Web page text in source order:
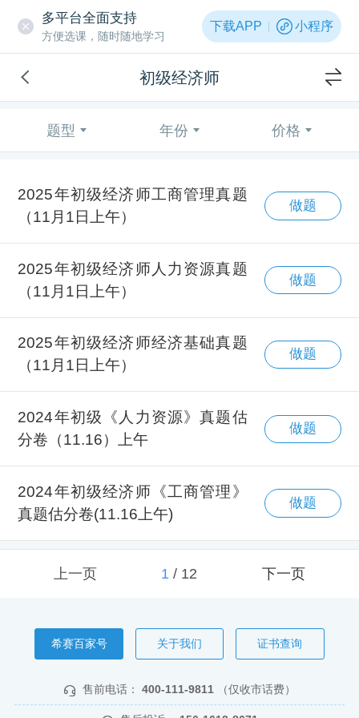
多平台全面支持
方便选课，随时随地学习
下载APP 小程序
初级经济师
题型 年份 价格
2025年初级经济师工商管理真题
（11月1日上午）
做题
2025年初级经济师人力资源真题
（11月1日上午）
做题
2025年初级经济师经济基础真题
（11月1日上午）
做题
2024年初级《人力资源》真题估
分卷（11.16）上午
做题
2024年初级经济师《工商管理》
真题估分卷(11.16上午)
做题
上一页 1/ 12 下一页
希赛百家号 关于我们 证书查询
售前电话： 400-111-9811 （仅收市话费）